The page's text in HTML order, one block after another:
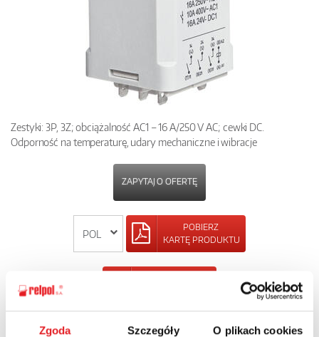
Zgoda Szczegóły O plikach cookies
Zestyki: 3P, 3Z; obciążalność AC1 – 16 A/250 V AC; cewki DC.
Odporność na temperaturę, udary mechaniczne i wibracje
ZAPYTAJ O OFERTĘ
POBIERZ
KARTĘ PRODUKTU